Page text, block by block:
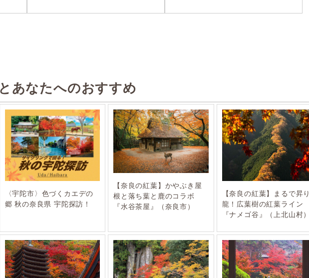
あなたへのおすすめ
〈宇陀市〉色づくカエデの
郷 秋の奈良県 宇陀探訪！
【奈良の紅葉】かやぶき屋
根と落ち葉と鹿のコラボ
『水谷茶屋』（奈良市）
【奈良の紅葉】まるで昇り
龍！広葉樹の紅葉ライン
『ナメゴ谷』（上北山村）